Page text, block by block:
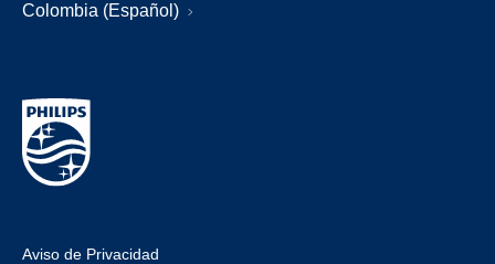
Colombia (Español)
Aviso de Privacidad